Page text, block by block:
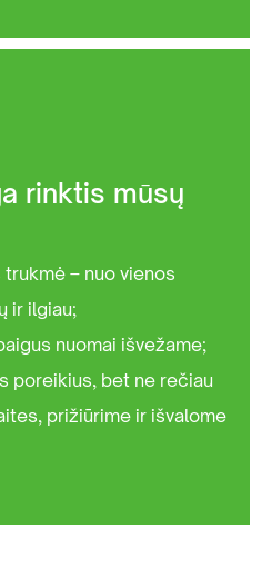
rinktis mūsų
– nuo vienos
ir ilgiau;
nuomai išvežame;
poreikius, bet ne rečiau
prižiūrime ir išvalome